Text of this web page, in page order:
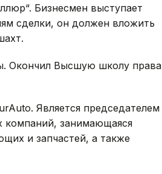
Бизнесмен выступает
сделки, он должен вложить
Окончил Высшую школу права
Является председателем
компаний, занимающаяся
и запчастей, а также